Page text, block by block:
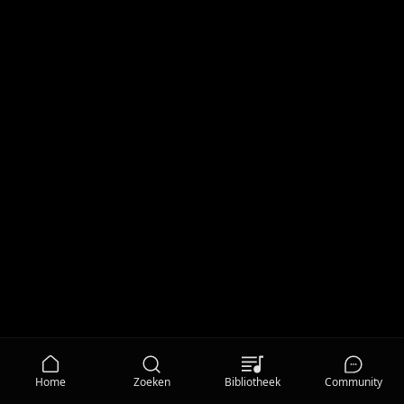
Home Zoeken Bibliotheek Community